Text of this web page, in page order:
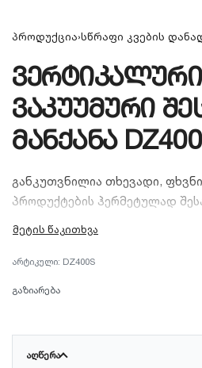
პროდუქცია›სწრაფი კვების
ვერტიკალური
ვაკუუმური
მანქანა
განკუთვნილია თხევადი,
პროდუქტების ჰერმეტულად
ტიპი:ვერტიკალური
ნაკერის სიგრძე:
გამოყენება:იდეალურია
მწნილების, ხორცისა და
DZ400S
გაზიარება
ᲐᲦᲬᲔᲠᲐ